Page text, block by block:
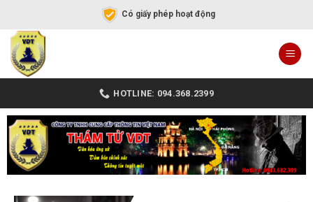
Có giấy phép hoạt động
HOTLINE: 094.368.2399